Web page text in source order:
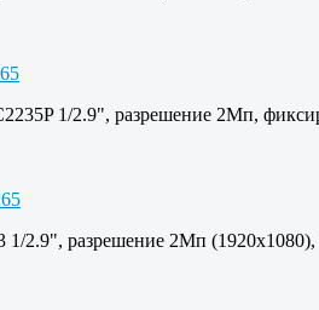
1/2.9", разрешение 2Мп,
2.9", разрешение 2Мп